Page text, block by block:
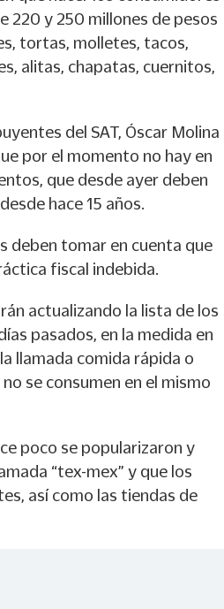
220 y 250 millones de pesos
tortas, molletes, tacos,
alitas, chapatas, cuernitos,
del SAT, Óscar Molina
por el momento no hay en
que desde ayer deben
hace 15 años.
deben tomar en cuenta que
fiscal indebida.
actualizando la lista de los
pasados, en la medida en
llamada comida rápida o
se consumen en el mismo
poco se popularizaron y
“tex-mex” y que los
así como las tiendas de